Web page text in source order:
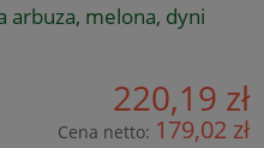
arbuza, melona, dyni
220,19 zł
Cena netto: 179,02 zł